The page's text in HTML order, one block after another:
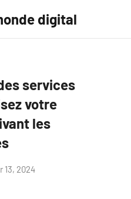
digital
services
votre
les
13, 2024